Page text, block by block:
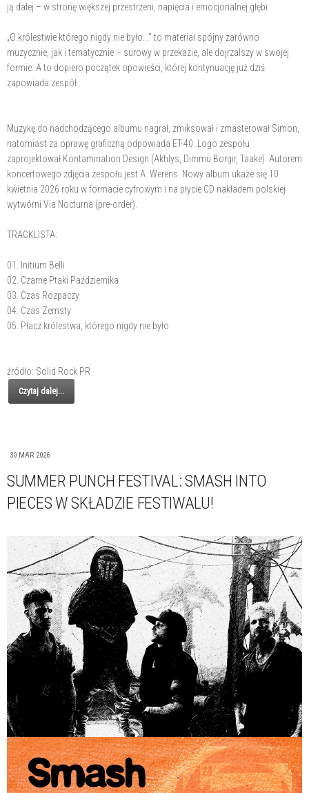
ją dalej – w stronę większej przestrzeni, napięcia i emocjonalnej głębi.
„O królestwie którego nigdy nie było..." to materiał spójny zarówno
muzycznie, jak i tematycznie – surowy w przekazie, ale dojrzalszy w swojej
formie. A to dopiero początek opowieści, której kontynuację już dziś
zapowiada zespół.
Muzykę do nadchodzącego albumu nagrał, zmiksował i zmasterował Simon,
natomiast za oprawę graficzną odpowiada ET-40. Logo zespołu
zaprojektował Kontamination Design (Akhlys, Dimmu Borgir, Taake). Autorem
koncertowego zdjęcia zespołu jest A. Werens. Nowy album ukaże się 10
kwietnia 2026 roku w formacie cyfrowym i na płycie CD nakładem polskiej
wytwórni Via Nocturna (pre-order).
TRACKLISTA:
01. Initium Belli
02. Czarne Ptaki Października
03. Czas Rozpaczy
04. Czas Zemsty
05. Płacz królestwa, którego nigdy nie było
źródło: Solid Rock PR
Czytaj dalej...
30 MAR 2026
SUMMER PUNCH FESTIVAL: SMASH INTO
PIECES W SKŁADZIE FESTIWALU!